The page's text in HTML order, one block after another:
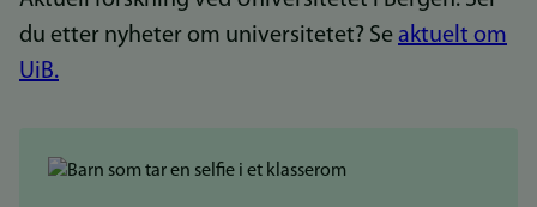
du etter nyheter om universitetet? Se aktuelt om
UiB.